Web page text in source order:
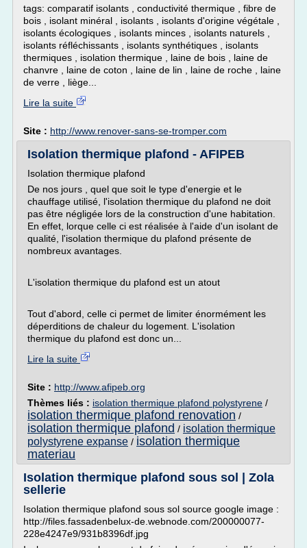
tags: comparatif isolants , conductivité thermique , fibre de
bois , isolant minéral , isolants , isolants d'origine végétale ,
isolants écologiques , isolants minces , isolants naturels ,
isolants réfléchissants , isolants synthétiques , isolants
thermiques , isolation thermique , laine de bois , laine de
chanvre , laine de coton , laine de lin , laine de roche , laine
de verre , liège...
Lire la suite
Site : http://www.renover-sans-se-tromper.com
Isolation thermique plafond - AFIPEB
Isolation thermique plafond
De nos jours , quel que soit le type d'energie et le
chauffage utilisé, l'isolation thermique du plafond ne doit
pas être négligée lors de la construction d'une habitation.
En effet, lorque celle ci est réalisée à l'aide d'un isolant de
qualité, l'isolation thermique du plafond présente de
nombreux avantages.
L'isolation thermique du plafond est un atout
Tout d'abord, celle ci permet de limiter énormément les
déperditions de chaleur du logement. L'isolation
thermique du plafond est donc un...
Lire la suite
Site : http://www.afipeb.org
Thèmes liés : isolation thermique plafond polystyrene /
isolation thermique plafond renovation /
isolation thermique plafond / isolation thermique
polystyrene expanse / isolation thermique
materiau
Isolation thermique plafond sous sol | Zola
sellerie
Isolation thermique plafond sous sol source google image :
http://files.fassadenbelux-de.webnode.com/200000077-
228e4247e9/931b8396df.jpg